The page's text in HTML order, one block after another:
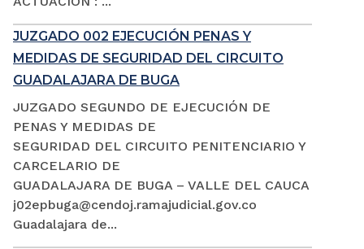
JUZGADO 002 EJECUCIÓN PENAS Y
MEDIDAS DE SEGURIDAD DEL CIRCUITO
GUADALAJARA DE BUGA
JUZGADO SEGUNDO DE EJECUCIÓN DE
PENAS Y MEDIDAS DE
SEGURIDAD DEL CIRCUITO PENITENCIARIO Y
CARCELARIO DE
GUADALAJARA DE BUGA – VALLE DEL CAUCA
j02epbuga@cendoj.ramajudicial.gov.co
Guadalajara de...